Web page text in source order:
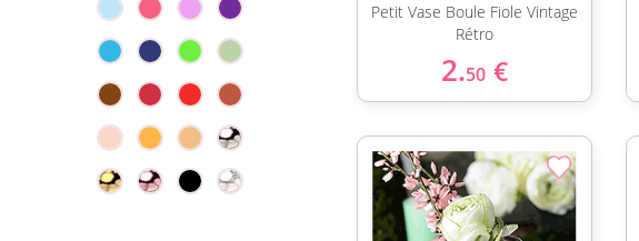
Petit Vase Boule Fiole Vintage
Rétro
2.50 €